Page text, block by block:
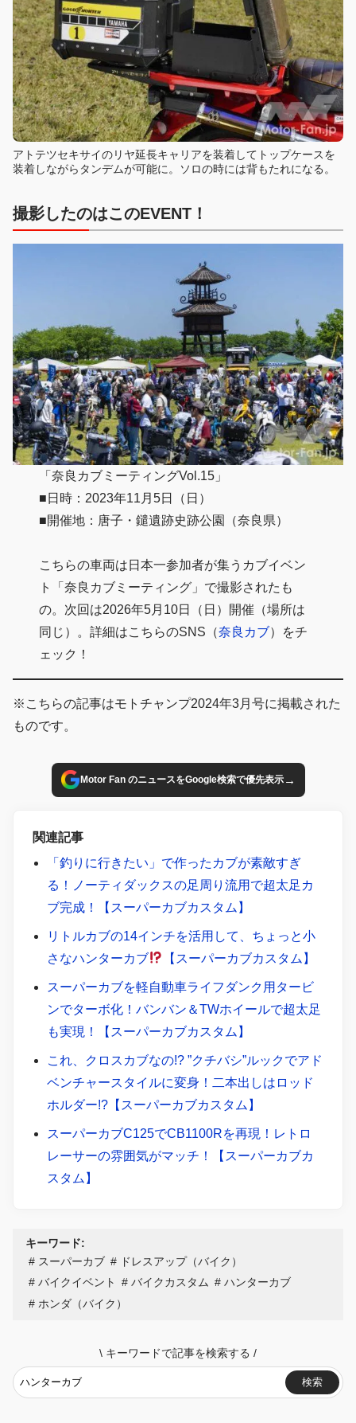
アトテツセキサイのリヤ延長キャリアを装着してトップケースを
装着しながらタンデムが可能に。ソロの時には背もたれになる。
撮影したのはこのEVENT！
「奈良カブミーティングVol.15」
■日時：2023年11月5日（日）
■開催地：唐子・鑓遺跡史跡公園（奈良県）
こちらの車両は日本一参加者が集うカブイベン
ト「奈良カブミーティング」で撮影されたも
の。次回は2026年5月10日（日）開催（場所は
同じ）。詳細はこちらのSNS（奈良カブ）をチ
ェック！
※こちらの記事はモトチャンプ2024年3月号に掲載された
ものです。
Motor Fan のニュースをGoogle検索で優先表示→
関連記事
「釣りに行きたい」で作ったカブが素敵すぎ
る！ノーティダックスの足周り流用で超太足カ
ブ完成！【スーパーカブカスタム】
リトルカブの14インチを活用して、ちょっと小
さなハンターカブ
【スーパーカブカスタム】
スーパーカブを軽自動車ライフダンク用タービ
ンでターボ化！バンバン＆TWホイールで超太足
も実現！【スーパーカブカスタム】
これ、クロスカブなの!? ”クチバシ”ルックでアド
ベンチャースタイルに変身！二本出しはロッド
ホルダー!?【スーパーカブカスタム】
スーパーカブC125でCB1100Rを再現！レトロ
レーサーの雰囲気がマッチ！【スーパーカブカ
スタム】
キーワード:
スーパーカブ
ドレスアップ（バイク）
バイクイベント
バイクカスタム
ハンターカブ
ホンダ（バイク）
\ キーワードで記事を検索する /
検索